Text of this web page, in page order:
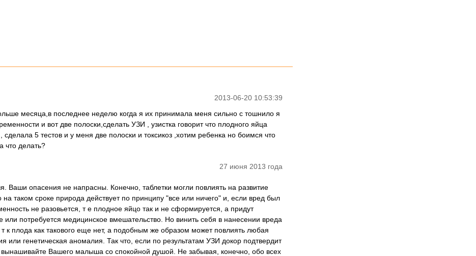
2013-06-20 10:53:39
месяца,в последнее неделю когда я их принимала меня сильно с тошнило я
и вот две полоски,сделать УЗИ , узистка говорит что плодного яйца
5 тестов и у меня две полоски и токсикоз ,хотим ребенка но боимся что
что делать?
27 июня 2013 года
Ваши опасения не напрасны. Конечно, таблетки могли повлиять на развитие
таком сроке природа действует по принципу "все или ничего" и, если вред был
не разовьется, т е плодное яйцо так и не сформируется, а придут
или потребуется медицинское вмешательство. Но винить себя в нанесении вреда
т к плода как такового еще нет, а подобным же образом может повлиять любая
или генетическая аномалия. Так что, если по результатам УЗИ докор подтвердит
вынашивайте Вашего малыша со спокойной душой. Не забывая, конечно, обо всех